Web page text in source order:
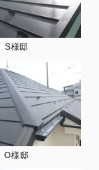
S様邸
O様邸